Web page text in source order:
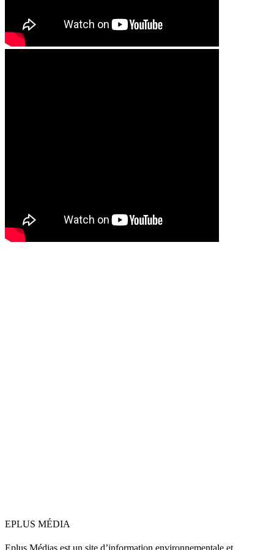
EPLUS MÉDIA
Eplus Médias est un site d’information environnementale et